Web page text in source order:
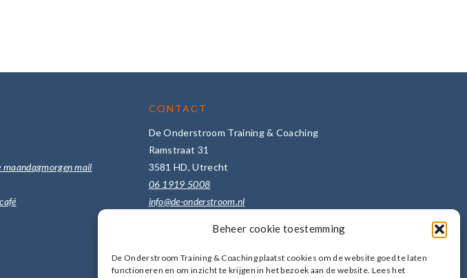
Beheer cookie toestemming
De Onderstroom Training & Coaching plaatst cookies om de website goed te laten
functioneren en om inzicht te krijgen in het bezoek aan de website. Lees het
maandagmorgen mail
CONTACT
De Onderstroom Training & Coaching
Ramstraat 31
3581 HD, Utrecht
06 1919 5008
info@de-onderstroom.nl
Meer bedrijfsgegevens ->
Stuur een bericht ->